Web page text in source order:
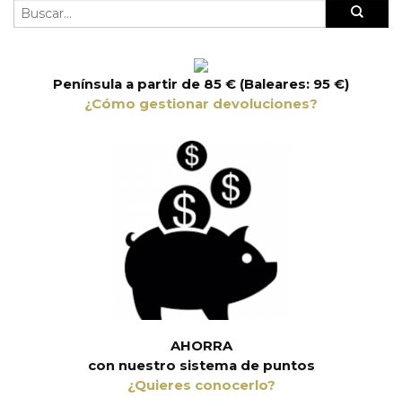
Península a partir de 85 € (Baleares: 95 €)
¿Cómo gestionar devoluciones?
AHORRA
con nuestro sistema de puntos
¿Quieres conocerlo?